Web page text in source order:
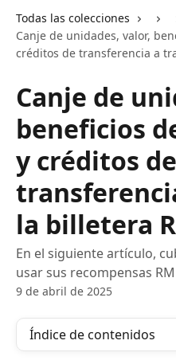
Todas las colecciones
Canje de unidades, valor,
créditos de transferencia a
Canje de
beneficios
y créditos de
la billetera
En el siguiente artículo,
usar sus recompensas
9 de abril de 2025
Índice de contenidos